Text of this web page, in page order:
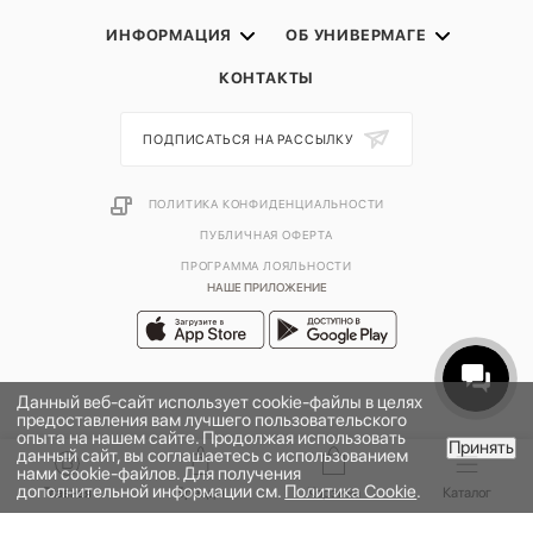
В КОРЗИНУ
ИНФОРМАЦИЯ ОБ УНИВЕРМАГЕ
КОНТАКТЫ
НАШЕ ПРИЛОЖЕНИЕ
ПОДПИСАТЬСЯ НА РАССЫЛКУ
ПОЛИТИКА КОНФИДЕНЦИАЛЬНОСТИ
ПУБЛИЧНАЯ ОФЕРТА
ПРОГРАММА ЛОЯЛЬНОСТИ
2026 © УНИВЕРМАГ БОЛЬШОЙ | ООО "НЬЮ МАРКЕТ"
Данный веб-сайт использует cookie-файлы в целях
предоставления вам лучшего пользовательского
опыта на нашем сайте. Продолжая использовать
данный сайт, вы соглашаетесь с использованием
нами cookie-файлов. Для получения
дополнительной информации см. Политика Cookie.
Принять
Главная Бренды Корзина Каталог